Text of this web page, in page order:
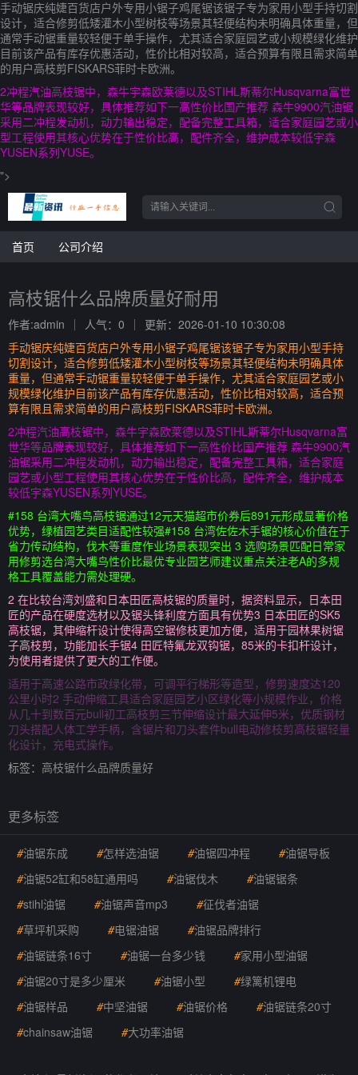
手动锯庆纯婕百货店户外专用小锯子鸡尾锯该锯子专为家用小型手持切割
设计，适合修剪低矮灌木小型树枝等场景其轻便结构未明确具体重量，但
通常手动锯重量较轻便于单手操作，尤其适合家庭园艺或小规模绿化维护
目前该产品有库存优惠活动，性价比相对较高，适合预算有限且需求简单
的用户高枝剪FISKARS菲时卡欧洲。
2冲程汽油高枝锯中，森牛宇森欧莱德以及STIHL斯蒂尔Husqvarna富世
华等品牌表现较好，具体推荐如下一高性价比国产推荐 森牛9900汽油锯
采用二冲程发动机，动力输出稳定，配备完整工具箱，适合家庭园艺或小
型工程使用其核心优势在于性价比高，配件齐全，维护成本较低宇森
YUSEN系列YUSE。
">
首页 公司介绍
高枝锯什么品牌质量好耐用
作者:admin 人气：0
更新：2026-01-10 10:30:08
手动锯庆纯婕百货店户外专用小锯子鸡尾锯该锯子专为家用小型手持
切割设计，适合修剪低矮灌木小型树枝等场景其轻便结构未明确具体
重量，但通常手动锯重量较轻便于单手操作，尤其适合家庭园艺或小
规模绿化维护目前该产品有库存优惠活动，性价比相对较高，适合预
算有限且需求简单的用户高枝剪FISKARS菲时卡欧洲。
2冲程汽油高枝锯中，森牛宇森欧莱德以及STIHL斯蒂尔Husqvarna富
世华等品牌表现较好，具体推荐如下一高性价比国产推荐 森牛9900汽
油锯采用二冲程发动机，动力输出稳定，配备完整工具箱，适合家庭
园艺或小型工程使用其核心优势在于性价比高，配件齐全，维护成本
较低宇森YUSEN系列YUSE。
#158 台湾大嘴鸟高枝锯通过12元天猫超市价券后891元形成显著价格
优势，绿植园艺类目适配性较强#158 台湾佐佐木手锯的核心价值在于
省力传动结构，伐木等重度作业场景表现突出 3 选购场景匹配日常家
用修剪选台湾大嘴鸟性价比最优专业园艺师建议重点关注老A的多规
格工具覆盖能力需处理硬。
2 在比较台湾刘盛和日本田匠高枝锯的质量时，据资料显示，日本田
匠的产品在硬度选材以及锯头锋利度方面具有优势3 日本田匠的SK5
高枝锯，其伸缩杆设计使得高空锯修枝更加方便，适用于园林果树锯
子高枝剪，功能加长手锯4 田匠特氟龙双钩锯，85米的卡扣杆设计，
为使用者提供了更大的工作便。
适用于高速公路市政绿化带，可调平行梯形等造型，修剪速度达120
公里小时2 手动伸缩工具适合家庭园艺小区绿化等小规模作业，价格
从几十到数百元bull初工高枝剪三节伸缩设计最大延伸5米，优质钢材
刀头搭配人体工学手柄，含锯片和刀头套件bull电动修枝剪高枝锯轻量
化设计，充电式操作。
标签： 高枝锯什么品牌质量好
更多标签
#油锯东成 #怎样选油锯 #油锯四冲程 #油锯导板
#油锯52缸和58缸通用吗 #油锯伐木 #油锯锯条
#stihl油锯 #油锯声音mp3 #征伐者油锯
#草坪机采购 #电锯油锯 #油锯品牌排行
#油锯链条16寸 #油锯一台多少钱 #家用小型油锯
#油锯20寸是多少厘米 #油锯小型 #绿篱机锂电
#油锯样品 #中坚油锯 #油锯价格 #油锯链条20寸
#chainsaw油锯 #大功率油锯